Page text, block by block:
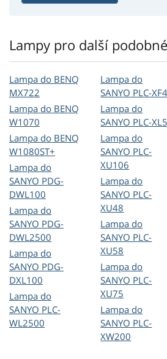
Lampy pro další
Lampa do BENQ
MX722
Lampa do BENQ
W1070
Lampa do BENQ
W1080ST+
Lampa do
SANYO PDG-
DWL100
Lampa do
SANYO PDG-
DWL2500
Lampa do
SANYO PDG-
DXL100
Lampa do
SANYO PLC-
WL2500
Lampa do
SANYO PLC-
Lampa do
SANYO PLC-
Lampa do
SANYO PLC-
XU106
Lampa do
SANYO PLC-
XU48
Lampa do
SANYO PLC-
XU58
Lampa do
SANYO PLC-
XU75
Lampa do
SANYO PLC-
XW200